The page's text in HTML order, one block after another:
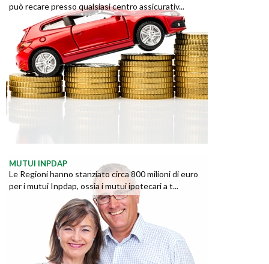
può recare presso qualsiasi centro assicurativ...
MUTUI INPDAP
Le Regioni hanno stanziato circa 800 milioni di euro
per i mutui Inpdap, ossia i mutui ipotecari a t...